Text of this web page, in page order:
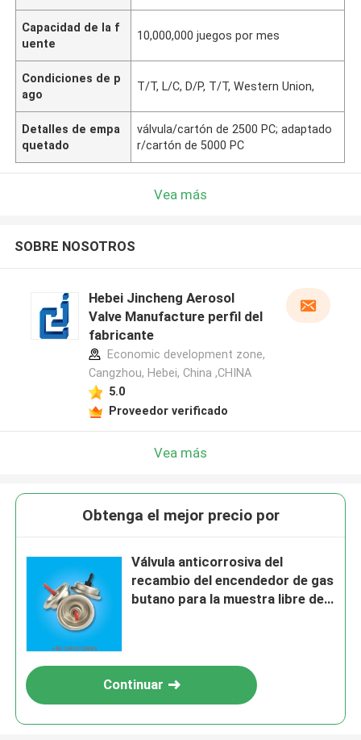
Capacidad de la f
uente
10,000,000 juegos por mes
Condiciones de p
ago
T/T, L/C, D/P, T/T, Western Union,
Detalles de empa
quetado
válvula/cartón de 2500 PC; adaptado
r/cartón de 5000 PC
Vea más
SOBRE NOSOTROS
Hebei Jincheng Aerosol
Valve Manufacture perfil del
fabricante
Economic development zone,
Cangzhou, Hebei, China ,CHINA
5.0
Proveedor verificado
Vea más
Obtenga el mejor precio por
Válvula anticorrosiva del
recambio del encendedor de gas
butano para la muestra libre de
Continuar